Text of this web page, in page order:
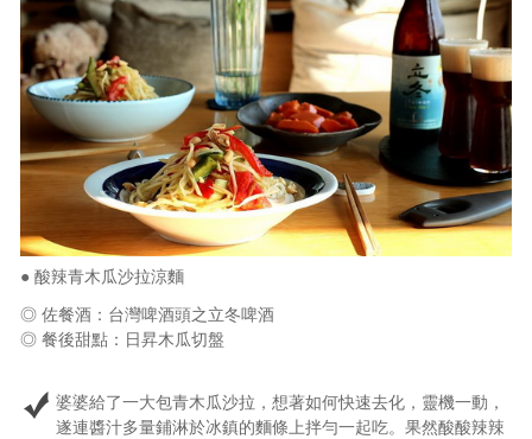
● 酸辣青木瓜沙拉涼麵
◎ 佐餐酒：台灣啤酒頭之立冬啤酒
◎ 餐後甜點：日昇木瓜切盤
婆婆給了一大包青木瓜沙拉，想著如何快速去化，靈機一動，
遂連醬汁多量鋪淋於冰鎮的麵條上拌勻一起吃。果然酸酸辣辣